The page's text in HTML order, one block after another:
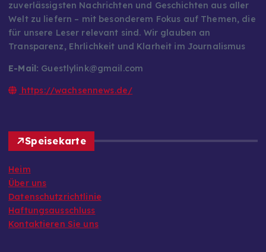
zuverlässigsten Nachrichten und Geschichten aus aller
Welt zu liefern – mit besonderem Fokus auf Themen, die
für unsere Leser relevant sind. Wir glauben an
Transparenz, Ehrlichkeit und Klarheit im Journalismus
E-Mail: Guestlylink@gmail.com
https://wachsennews.de/
Speisekarte
Heim
Über uns
Datenschutzrichtlinie
Haftungsausschluss
Kontaktieren Sie uns